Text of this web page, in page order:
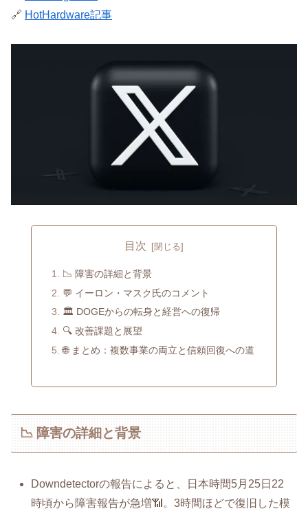
🔗 HotHardware記事
目次
📉 障害の詳細と背景
💬 イーロン・マスク氏のコメント
🏛️ DOGEからの転身と経営への復帰
🔍 改善課題と展望
🌐 まとめ：複数事業の両立と信頼回復への道
📉 障害の詳細と背景
Downdetectorの報告によると、日本時間5月25日22
時頃から障害報告が急増📶。3時間ほどで復旧した模